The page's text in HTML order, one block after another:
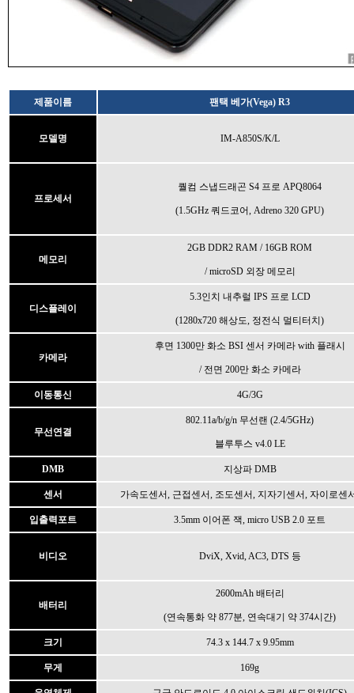
제품이름 팬택 베가(Vega) R3
모델명 IM-A850S/K/L
프로세서
퀄컴 스냅드래곤 S4 프로 APQ8064
(1.5GHz 쿼드코어, Adreno 320 GPU)
메모리
2GB DDR2 RAM / 16GB ROM
/ microSD 외장 메모리
디스플레이
5.3인치 내추럴 IPS 프로 LCD
(1280x720 해상도, 정전식 멀티터치)
카메라
후면 1300만 화소 BSI 센서 카메라 with 플래시
/ 전면 200만 화소 카메라
이동통신 4G/3G
무선연결
802.11a/b/g/n 무선랜 (2.4/5GHz)
블루투스 v4.0 LE
DMB 지상파 DMB
센서 가속도센서, 근접센서, 조도센서, 지자기센서, 자이로센
입출력포트 3.5mm 이어폰 잭, micro USB 2.0 포트
비디오 DviX, Xvid, AC3, DTS 등
배터리
2600mAh 배터리
(연속통화 약 877분, 연속대기 약 374시간)
크기 74.3 x 144.7 x 9.95mm
무게 169g